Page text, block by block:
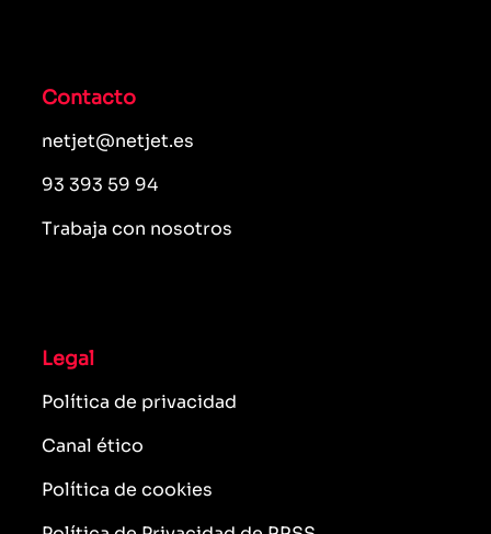
Contacto
netjet@netjet.es
93 393 59 94
Trabaja con nosotros
Legal
Política de privacidad
Canal ético
Política de cookies